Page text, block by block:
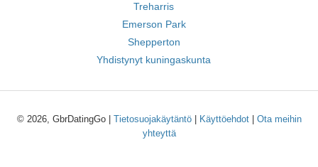
Treharris
Emerson Park
Shepperton
Yhdistynyt kuningaskunta
© 2026, GbrDatingGo | Tietosuojakäytäntö| Käyttöehdot| Ota meihin
yhteyttä